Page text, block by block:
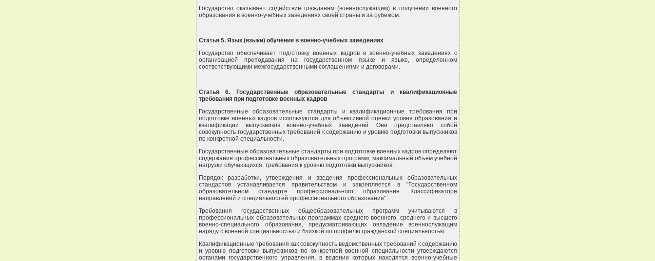
Государство оказывает содействие гражданам (военнослужащим) в получении военного
образования в военно-учебных заведениях своей страны и за рубежом.
Статья 5. Язык (языки) обучения в военно-учебных заведениях
Государство обеспечивает подготовку военных кадров в военно-учебных заведениях с
организацией преподавания на государственном языке и языке, определенном
соответствующими межгосударственными соглашениями и договорами.
Статья 6. Государственные образовательные стандарты и квалификационные
требования при подготовке военных кадров
Государственные образовательные стандарты и квалификационные требования при
подготовке военных кадров используются для объективной оценки уровня образования и
квалификации выпускников военно-учебных заведений. Они представляют собой
совокупность государственных требований к содержанию и уровню подготовки выпускников
по конкретной специальности.
Государственные образовательные стандарты при подготовке военных кадров определяют
содержание профессиональных образовательных программ, максимальный объем учебной
нагрузки обучающихся, требования к уровню подготовки выпускников.
Порядок разработки, утверждения и введения профессиональных образовательных
стандартов устанавливается правительством и закрепляется в "Государственном
образовательном стандарте профессионального образования. Классификаторе
направлений и специальностей профессионального образования".
Требования государственных общеобразовательных программ учитываются в
профессиональных образовательных программах среднего военного, среднего и высшего
военно-специального образования, предусматривающих овладение военнослужащим
наряду с военной специальностью и близкой по профилю гражданской специальностью.
Квалификационные требования как совокупность ведомственных требований к содержанию
и уровню подготовки выпускников по конкретной военной специальности утверждаются
органами государственного управления, в ведении которых находятся военно-учебные